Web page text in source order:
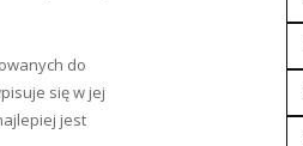
do
się w jej
jest